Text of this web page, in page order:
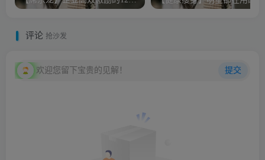
评论 抢沙发
欢迎您留下宝贵的见解！ 提交